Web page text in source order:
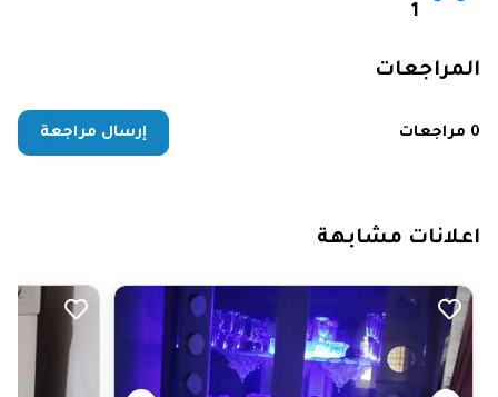
1
المراجعات
0 مراجعات إرسال مراجعة
اعلانات مشابهة